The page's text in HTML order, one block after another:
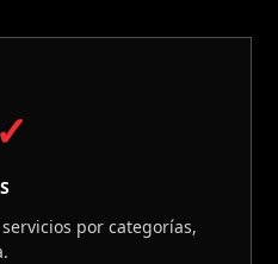
✓
por categorías,